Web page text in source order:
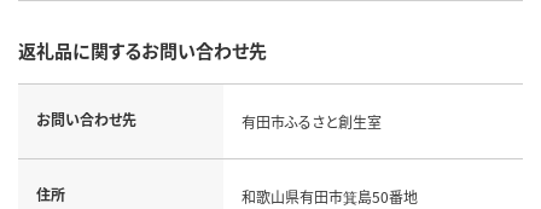
返礼品に関するお問い合わせ先
お問い合わせ先 有田市ふるさと創生室
住所 和歌山県有田市箕島50番地